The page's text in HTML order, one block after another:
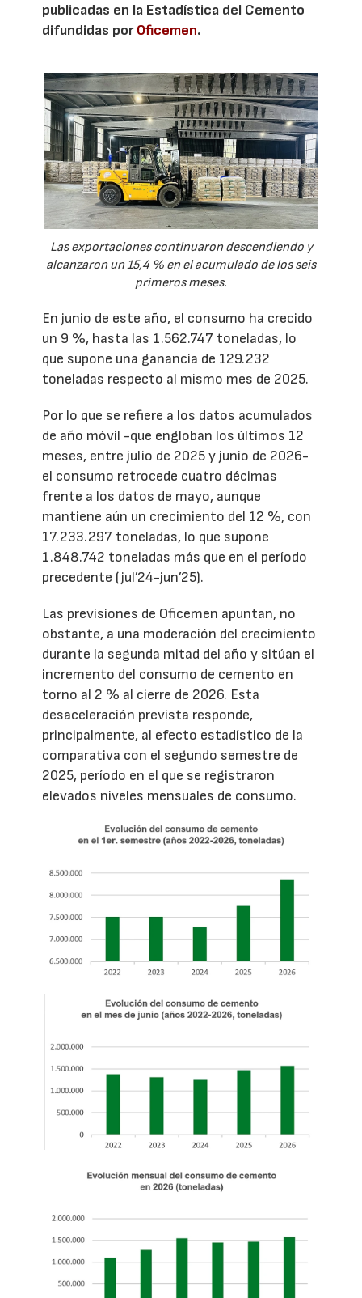
publicadas en la Estadística del Cemento
difundidas porOficemen.
Las exportaciones continuaron descendiendo y
alcanzaron un 15,4 % en el acumulado de los seis
primeros meses.
En junio de este año, el consumo ha crecido
un 9 %, hasta las 1.562.747 toneladas, lo
que supone una ganancia de 129.232
toneladas respecto al mismo mes de 2025.
Por lo que se refiere a los datos acumulados
de año móvil -que engloban los últimos 12
meses, entre julio de 2025 y junio de 2026-
el consumo retrocede cuatro décimas
frente a los datos de mayo, aunque
mantiene aún un crecimiento del 12 %, con
17.233.297 toneladas, lo que supone
1.848.742 toneladas más que en el período
precedente (jul’24-jun’25).
Las previsiones de Oficemen apuntan, no
obstante, a una moderación del crecimiento
durante la segunda mitad del año y sitúan el
incremento del consumo de cemento en
torno al 2 % al cierre de 2026. Esta
desaceleración prevista responde,
principalmente, al efecto estadístico de la
comparativa con el segundo semestre de
2025, período en el que se registraron
elevados niveles mensuales de consumo.